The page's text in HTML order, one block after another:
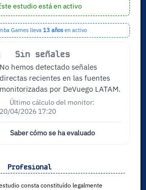
estudio está en activo
Games lleva 13 añosen activo
Sin señales
No hemos detectado señales
directas recientes en las fuentes
monitorizadas por DeVuego LATAM.
Último cálculo del monitor:
20/04/2026 17:20
Saber cómo se ha evaluado
Profesional
consta constituído legalmente